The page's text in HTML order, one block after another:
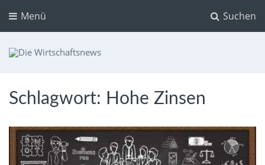
Suchen
Menü
Schlagwort: Hohe Zinsen